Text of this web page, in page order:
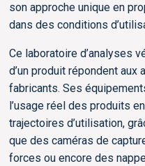
son approche unique en
dans des conditions
Ce laboratoire d’analyses
d’un produit répondent
fabricants. Ses
l’usage réel des produits
trajectoires d’utilisation,
que des caméras de
forces ou encore des